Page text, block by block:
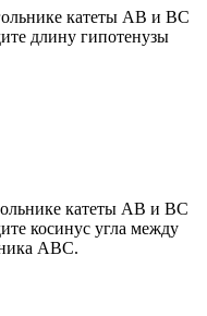
катеты AB и BC
длину гипотенузы
катеты AB и BC
косинус угла между
ABC.